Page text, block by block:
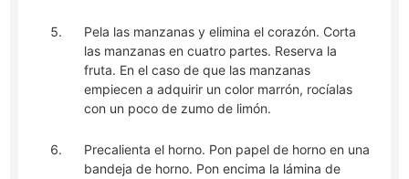
Pela las manzanas y elimina el corazón. Corta
las manzanas en cuatro partes. Reserva la
fruta. En el caso de que las manzanas
empiecen a adquirir un color marrón, rocíalas
con un poco de zumo de limón.
Precalienta el horno. Pon papel de horno en una
bandeja de horno. Pon encima la lámina de